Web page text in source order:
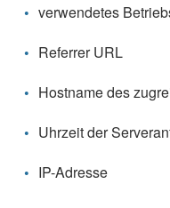
verwendetes
Referrer URL
Hostname des
Uhrzeit der
IP-Adresse